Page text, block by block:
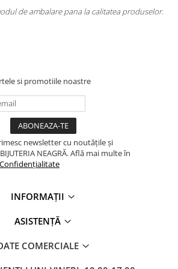
Totul la superlativ! Produsul, fix
si promotiile noastre
newsletter cu noutățile și
NEAGRĂ. Află mai multe în
INFORMAȚII
ASISTENȚĂ
COMERCIALE